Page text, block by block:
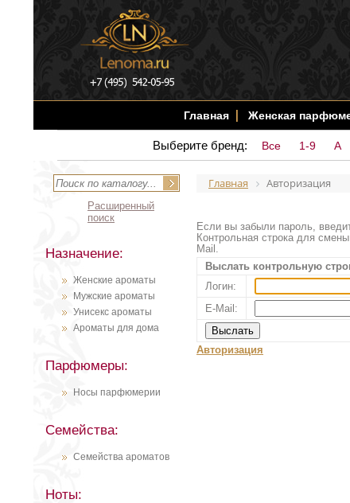
Главная Женская
Выберите бренд: Все 1-9 A
Расширенный
поиск
Назначение:
Женские ароматы
Мужские ароматы
Унисекс ароматы
Ароматы для дома
Парфюмеры:
Носы парфюмерии
Семейства:
Семейства ароматов
Ноты:
Главная Авторизация
Если вы забыли пароль,
Контрольная строка для
Mail.
Выслать контрольную
Логин:
E-Mail:
Авторизация